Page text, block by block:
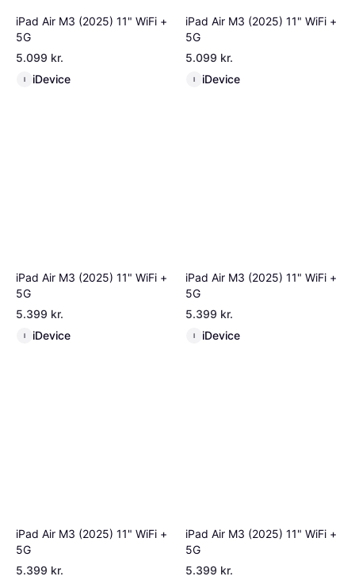
iPad Air M3 (2025) 11" WiFi +
5G
5.099 kr.
I iDevice
iPad Air M3 (2025) 11" WiFi +
5G
5.099 kr.
I iDevice
iPad Air M3 (2025) 11" WiFi +
5G
5.399 kr.
I iDevice
iPad Air M3 (2025) 11" WiFi +
5G
5.399 kr.
I iDevice
iPad Air M3 (2025) 11" WiFi +
5G
5.399 kr.
iPad Air M3 (2025) 11" WiFi +
5G
5.399 kr.